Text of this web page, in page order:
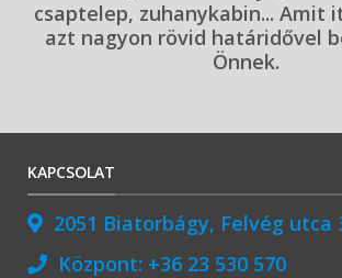
csaptelep, zuhanykabin... Amit
azt nagyon rövid határidővel
Önnek.
KAPCSOLAT
2051 Biatorbágy, Felvég utca
Központ: +36 23 530 570